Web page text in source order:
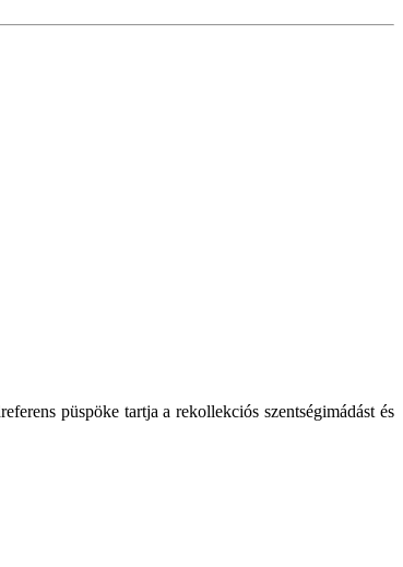
püspöke tartja a rekollekciós szentségimádást és